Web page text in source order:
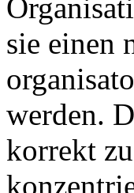
sie einen
werden.
korrekt